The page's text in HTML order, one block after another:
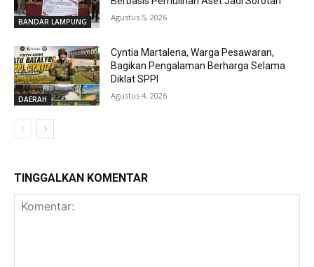
BANDAR LAMPUNG Agustus 5, 2026
DAERAH
Cyntia Martalena, Warga Pesawaran,
Bagikan Pengalaman Berharga Selama
Diklat SPPI
Agustus 4, 2026
TINGGALKAN KOMENTAR